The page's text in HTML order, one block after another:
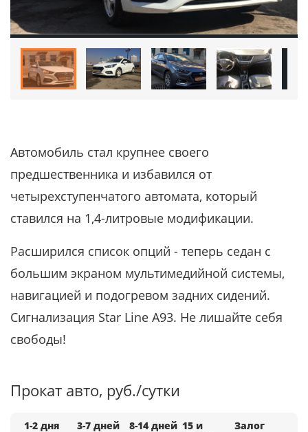
Автомобиль стал крупнее своего
предшественника и избавился от
четырехступенчатого автомата, который
ставился на 1,4-литровые модификации.
Расширился список опций - теперь седан с
большим экраном мультимедийной системы,
навигацией и подогревом задних сидений.
Сигнализация Star Line A93. Не лишайте себя
свободы!
Прокат авто, руб./сутки
1-2 дня 3-7 дней 8-14 дней 15 и
Залог